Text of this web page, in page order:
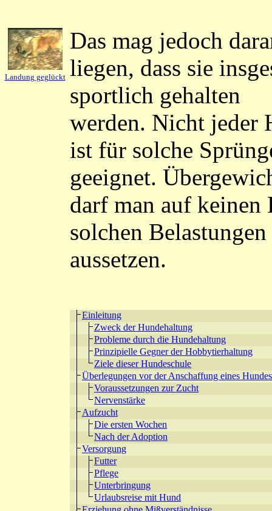
Landung geglückt
Das mag jedoch
liegen, dass sie
sportlich gehalten
werden. Nicht jeder
ist für solche
geeignet.
darf man auf keinen
solchen Belastungen
aussetzen.
Einleitung
Zweck der Hundehaltung
Probleme durch die Hundehaltung
Prinzipielle Gegner der Hobbytierhaltung
Ziele dieser Hundeschule
Überlegungen vor der Anschaffung eines Hundes
Voraussetzungen zur Zucht
Nervenstärke
Aufzucht
Die ersten Wochen
Nach der Adoption
Versorgung
Futter
Pflege
Unterbringung
Urlaubsreise mit Hund